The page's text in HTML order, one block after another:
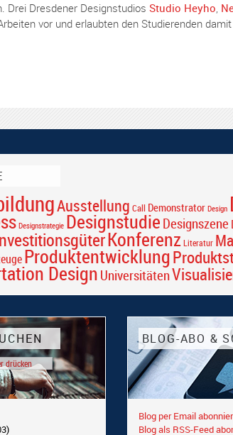
Drei Dresdener Designstudios Studio Heyho,
vor und erlaubten den Studierenden
Ausstellung Call Demonstrator Design
Designstrategie DesignstudieDesignszene
Konferenz Literatur
Produktentwicklung
DesignUniversitäten
BLOG-ABO &
Blog per Email
Blog als RSS-Feed